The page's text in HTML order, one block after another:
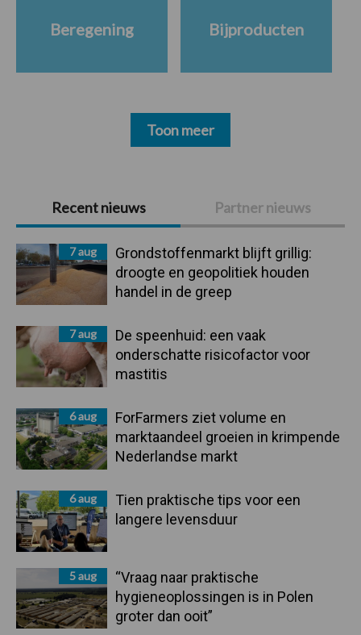
Primaire
Sidebar
Recent nieuws Partner nieuws
7 aug
Grondstoffenmarkt blijft grillig:
droogte en geopolitiek houden
handel in de greep
7 aug
De speenhuid: een vaak
onderschatte risicofactor voor
mastitis
6 aug
ForFarmers ziet volume en
marktaandeel groeien in krimpende
Nederlandse markt
6 aug
Tien praktische tips voor een
langere levensduur
5 aug
“Vraag naar praktische
hygieneoplossingen is in Polen
groter dan ooit”
Beregening Bijproducten
Toon meer